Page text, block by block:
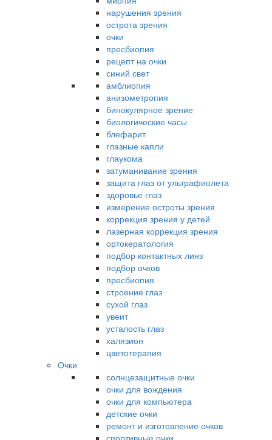
нарушения зрения
острота зрения
очки
пресбиопия
рецепт на очки
синий свет
амблиопия
анизометропия
бинокулярное зрение
биологические часы
блефарит
глазные капли
глаукома
затуманивание зрения
защита глаз от ультрафиолета
здоровье глаз
измерение остроты зрения
коррекция зрения у детей
лазерная коррекция зрения
ортокератология
подбор контактных линз
подбор очков
пресбиопия
строение глаз
сухой глаз
увеит
усталость глаз
халязион
цветотерапия
Очки
солнцезащитные очки
очки для вождения
очки для компьютера
детские очки
ремонт и изготовление очков